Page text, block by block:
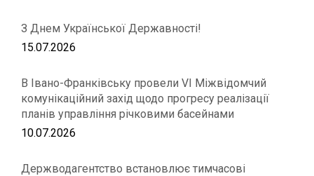
З Днем Української Державності!
15.07.2026
В Івано-Франківську провели VІ Міжвідомчий
комунікаційний захід щодо прогресу реалізації
планів управління річковими басейнами
10.07.2026
Держводагентство встановлює тимчасові